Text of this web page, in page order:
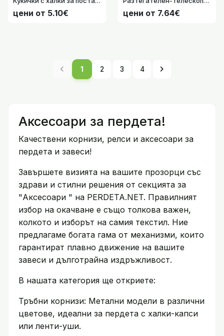
цени от 5.10€ цени от 7.64€
chevron_left 1 2 3 4 chevron_right
Аксесоари за пердета!
Качествени корнизи, релси и аксесоари за
пердета и завеси!
Завършете визията на вашите прозорци със
здрави и стилни решения от секцията за
"Аксесоари " на PERDETA.NET. Правилният
избор на окачване е също толкова важен,
колкото и изборът на самия текстил. Ние
предлагаме богата гама от механизми, които
гарантират плавно движение на вашите
завеси и дълготрайна издръжливост.
В нашата категория ще откриете:
Тръбни корнизи: Метални модели в различни
цветове, идеални за пердета с халки-капси
или ленти-уши.